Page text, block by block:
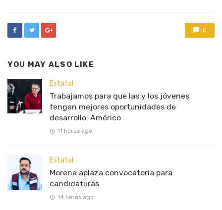
0
YOU MAY ALSO LIKE
Estatal
Trabajamos para que las y los jóvenes
tengan mejores oportunidades de
desarrollo: Américo
11 horas ago
Estatal
Morena aplaza convocatoria para
candidaturas
14 horas ago